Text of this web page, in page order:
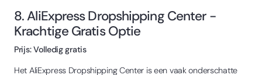
8. AliExpress Dropshipping Center -
Krachtige Gratis Optie
Prijs: Volledig gratis
Het AliExpress Dropshipping Center is een vaak onderschatte